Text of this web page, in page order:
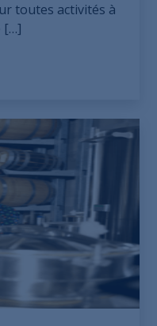
toutes activités à
[…]